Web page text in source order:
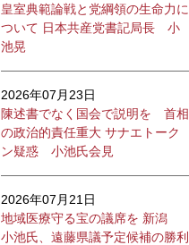
皇室典範論戦と党綱領の生命力に
ついて 日本共産党書記局長 小
池晃
2026年07月23日
陳述書でなく国会で説明を 首相
の政治的責任重大 サナエトーク
ン疑惑 小池氏会見
2026年07月21日
地域医療守る宝の議席を 新潟
小池氏、遠藤県議予定候補の勝利